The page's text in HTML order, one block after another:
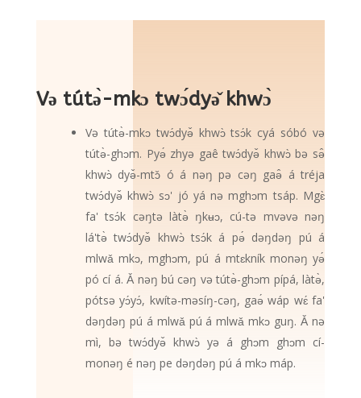
Və tútə̀-mkɔ twɔ́dyə̌ khwɔ̀
Və tútə̀-mkɔ twɔ́dyə̌ khwɔ̀ tsɔ́k cyá sóbó və
tútə̀-ghɔm. Pyə́ zhyə gaê twɔ́dyə̌ khwɔ̀ bə sə̂
khwɔ̀ dyə̌-mtɔ̌ ó á nəŋ pə cəŋ gaə̂ á tréja
twɔ́dyə̌ khwɔ̀ sɔ' jó yá nə mghɔm tsáp. Mgɛ̀
fa' tsɔ́k cəŋtə làtə̀ ŋkʉɔ, cú-tə mvəvə nəŋ
lá'tə̀ twɔ́dyə̌ khwɔ̀ tsɔ́k á pə́ dəŋdəŋ pú á
mlwǎ mkɔ, mghɔm, pú á mtɛkník monəŋ yə́
pó cí á. Ǎ nəŋ bú cəŋ və tútə̀-ghɔm pípá, làtə̀,
pótsə yɔ́yɔ́, kwítə-məsíŋ-cəŋ, gaə́ wáp wɛ́ fa'
dəŋdəŋ pú á mlwǎ pú á mlwǎ mkɔ guŋ. Ǎ nə
mì, bə twɔ́dyə̌ khwɔ̀ yə á ghɔm ghɔm cí-
monəŋ é nəŋ pe dəŋdəŋ pú á mkɔ máp.